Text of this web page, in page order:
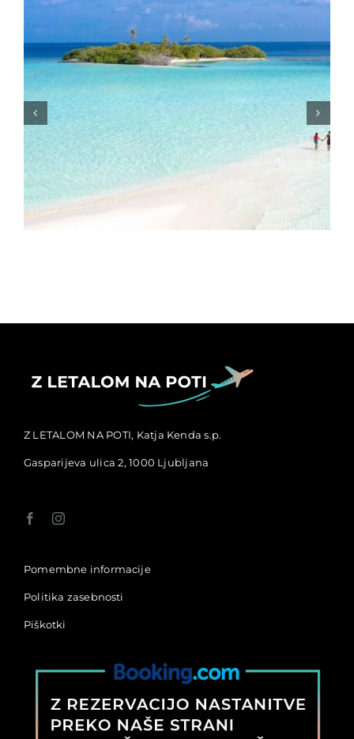
Z LETALOM NA POTI, Katja Kenda s.p.
Gasparijeva ulica 2, 1000 Ljubljana
Pomembne informacije
Politika zasebnosti
Piškotki